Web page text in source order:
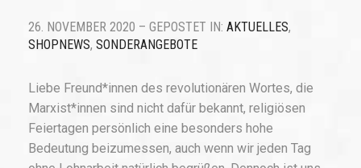
26. NOVEMBER 2020 – GEPOSTET IN: AKTUELLES,
SHOPNEWS, SONDERANGEBOTE
Liebe Freund*innen des revolutionären Wortes, die
Marxist*innen sind nicht dafür bekannt, religiösen
Feiertagen persönlich eine besonders hohe
Bedeutung beizumessen, auch wenn wir jeden Tag